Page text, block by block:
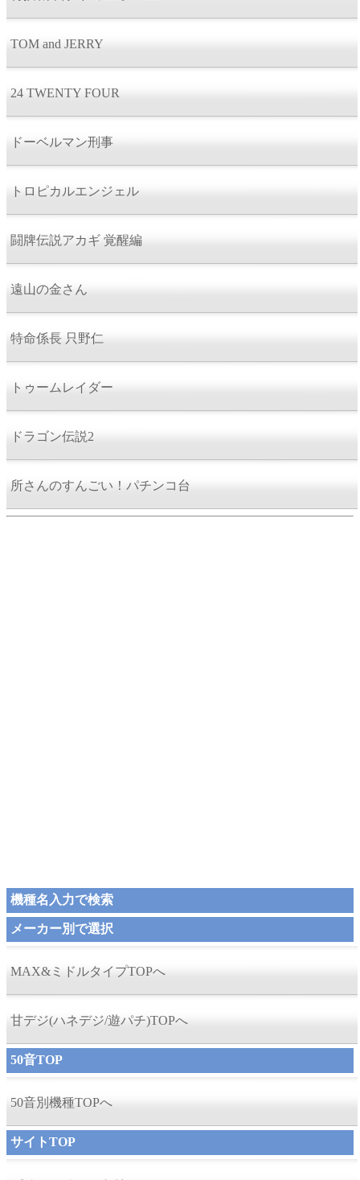
TOM and JERRY
24 TWENTY FOUR
ドーベルマン刑事
トロピカルエンジェル
闘牌伝説アカギ 覚醒編
遠山の金さん
特命係長 只野仁
トゥームレイダー
ドラゴン伝説2
所さんのすんごい！パチンコ台
機種名入力で検索
メーカー別で選択
MAX&ミドルタイプTOPへ
甘デジ(ハネデジ/遊パチ)TOPへ
50音TOP
50音別機種TOPへ
サイトTOP